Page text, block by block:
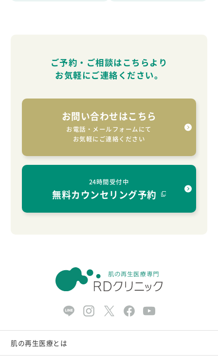
ご予約・ご相談はこちらより
お気軽にご連絡ください。
お問い合わせはこちら
お電話・メールフォームにて
お気軽にご連絡ください
24時間受付中
無料カウンセリング予約
肌の再生医療とは